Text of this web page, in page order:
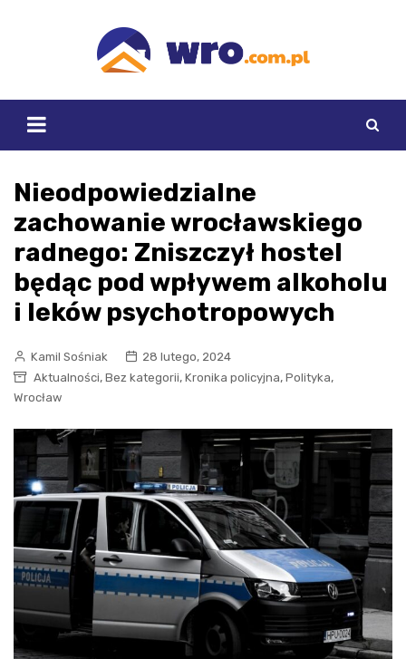
Nieodpowiedzialne
zachowanie wrocławskiego
radnego: Zniszczył hostel
będąc pod wpływem alkoholu
i leków psychotropowych
Kamil Sośniak
28 lutego, 2024
Aktualności, Bez kategorii, Kronika policyjna, Polityka,
Wrocław